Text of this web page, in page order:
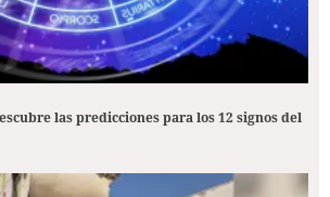
las predicciones para los 12 signos del